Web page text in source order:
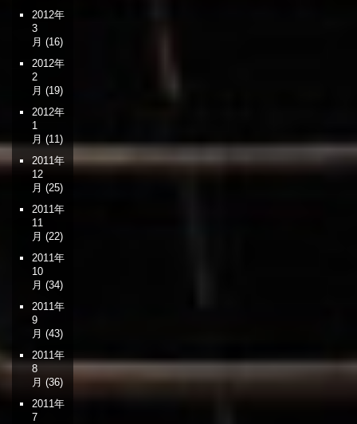
2012年
3
月 (16)
2012年
2
月 (19)
2012年
1
月 (11)
2011年
12
月 (25)
2011年
11
月 (22)
2011年
10
月 (34)
2011年
9
月 (43)
2011年
8
月 (36)
2011年
7